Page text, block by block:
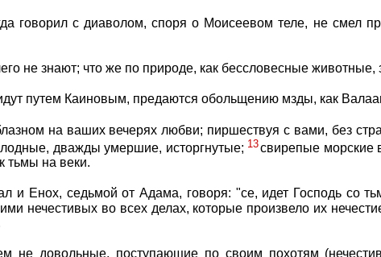
говорил с диаволом, споря о Моисеевом теле, не смел
не знают; что же по природе, как бессловесные животные,
путем Каиновым, предаются обольщению мзды, как
на ваших вечерях любви; пиршествуя с вами, без
дважды умершие, исторгнутые; 13свирепые морские
тьмы на веки.
и Енох, седьмой от Адама, говоря: "се, идет Господь со
нечестивых во всех делах, которые произвело их
не довольные, поступающие по своим похотям